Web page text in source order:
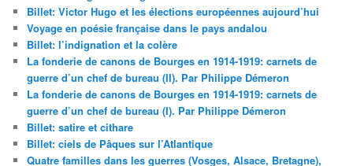
Billet: Victor Hugo et les élections européennes aujourd’hui
Voyage en poésie française dans le pays andalou
Billet: l’indignation et la colère
La fonderie de canons de Bourges en 1914-1919: carnets de
guerre d’un chef de bureau (II). Par Philippe Démeron
La fonderie de canons de Bourges en 1914-1919: carnets de
guerre d’un chef de bureau (I). Par Philippe Démeron
Billet: satire et cithare
Billet: ciels de Pâques sur l’Atlantique
Quatre familles dans les guerres (Vosges, Alsace, Bretagne),